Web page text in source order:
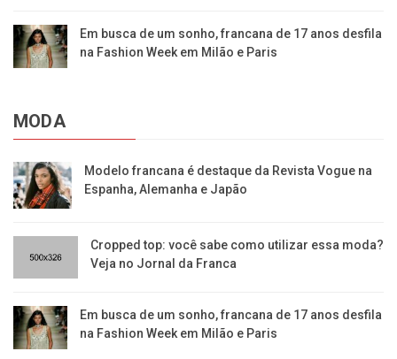
Em busca de um sonho, francana de 17 anos desfila
na Fashion Week em Milão e Paris
MODA
Modelo francana é destaque da Revista Vogue na
Espanha, Alemanha e Japão
Cropped top: você sabe como utilizar essa moda?
Veja no Jornal da Franca
Em busca de um sonho, francana de 17 anos desfila
na Fashion Week em Milão e Paris